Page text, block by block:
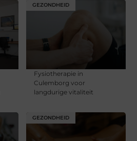
GEZONDHEID
Fysiotherapie in
Culemborg voor
langdurige vitaliteit
GEZONDHEID